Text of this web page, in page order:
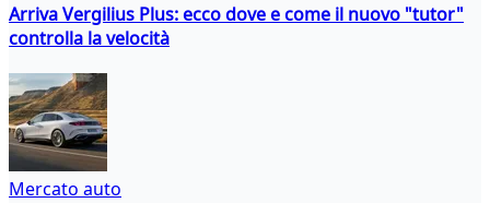
Arriva Vergilius Plus: ecco dove e come il nuovo "tutor"
controlla la velocità
Mercato auto